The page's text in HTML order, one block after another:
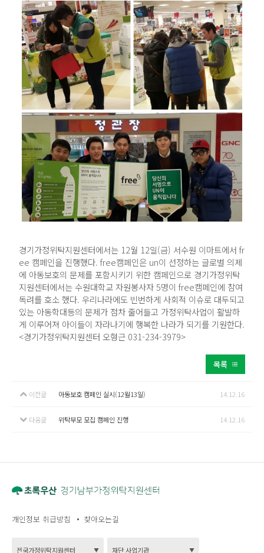
경기가정위탁지원센터에서는 12월 12일(금) 서수원 이마트에서 fr
ee 캠페인을 진행했다. free캠페인은 un이 선정하는 글로벌 의제
에 아동보호의 문제를 포함시키기 위한 캠페인으로 경기가정위탁
지원센터에서는 수원대학교 자원봉사자 5명이 free캠페인에 참여
독려를 호소 했다. 우리나라에도 빈번하게 사회적 이슈로 대두되고
있는 아동학대등의 문제가 점차 줄어들고 가정위탁사업이 활발하
게 이루어져 아이들이 자라나기에 행복한 나라가 되기를 기원한다.
<경기가정위탁지원센터 오형근 031-234-3979>
목록
이전글 아동보호 캠페인 실시(12월13일) 14.12.16
다음글 위탁부모 모집 캠페인 진행 14.12.16
개인정보 취급방침 찾아오는길